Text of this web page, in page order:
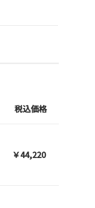
税込価格
￥44,220